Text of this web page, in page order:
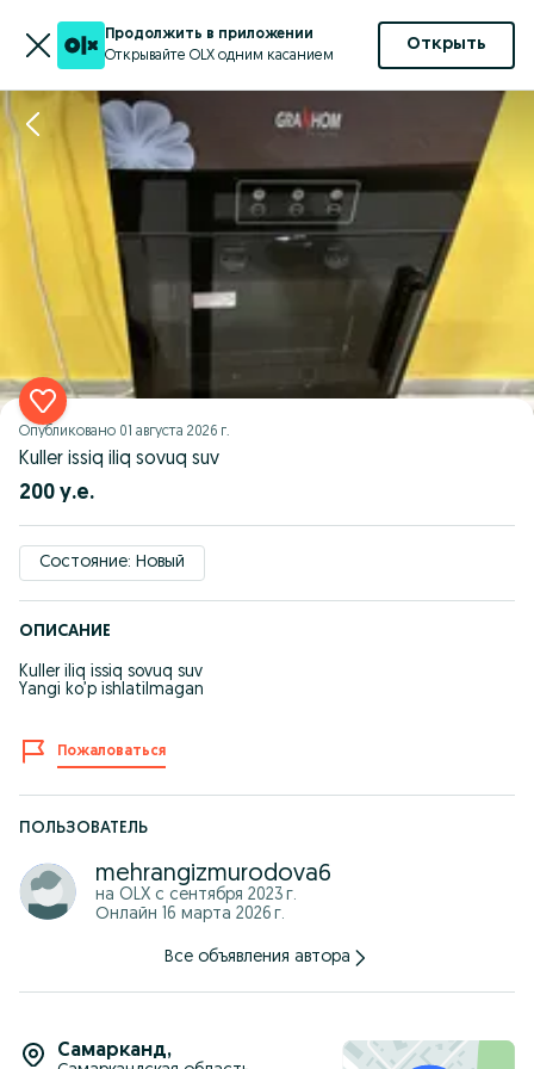
Продолжить в приложении
Открывайте OLX одним касанием
Открыть
Опубликовано 01 августа 2026 г.
Kuller issiq iliq sovuq suv
200 у.е.
Состояние: Новый
ОПИСАНИЕ
Kuller iliq issiq sovuq suv
Yangi ko’p ishlatilmagan
Пожаловаться
ПОЛЬЗОВАТЕЛЬ
mehrangizmurodova6
на OLX с сентября 2023 г.
Онлайн 16 марта 2026 г.
Все объявления автора
Самарканд,